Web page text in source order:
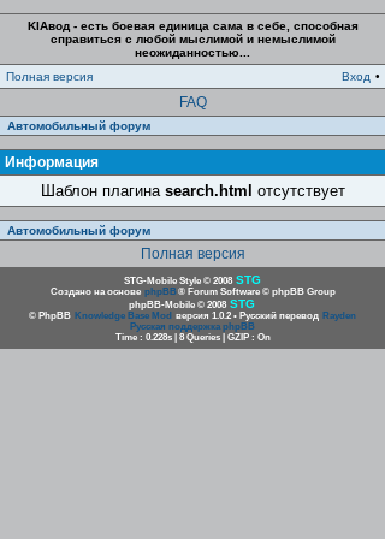
KIAвод - есть боевая единица сама в себе, способная
справиться с любой мыслимой и немыслимой
неожиданностью...
Полная версия
Вход •
FAQ
Автомобильный форум
Информация
Шаблон плагина search.html отсутствует
Автомобильный форум
Полная версия
STG-Mobile Style © 2008 STG
Создано на основе phpBB® Forum Software © phpBB Group
phpBB-Mobile © 2008 STG
© PhpBB Knowledge Base Mod версия 1.0.2 • Русский перевод Rayden
Русская поддержка phpBB
Time : 0.228s | 8 Queries | GZIP : On